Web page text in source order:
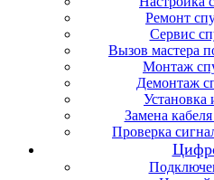
Ремонт
Сервис
Вызов мастера
Монтаж
Демонтаж
Установка
Замена
Проверка